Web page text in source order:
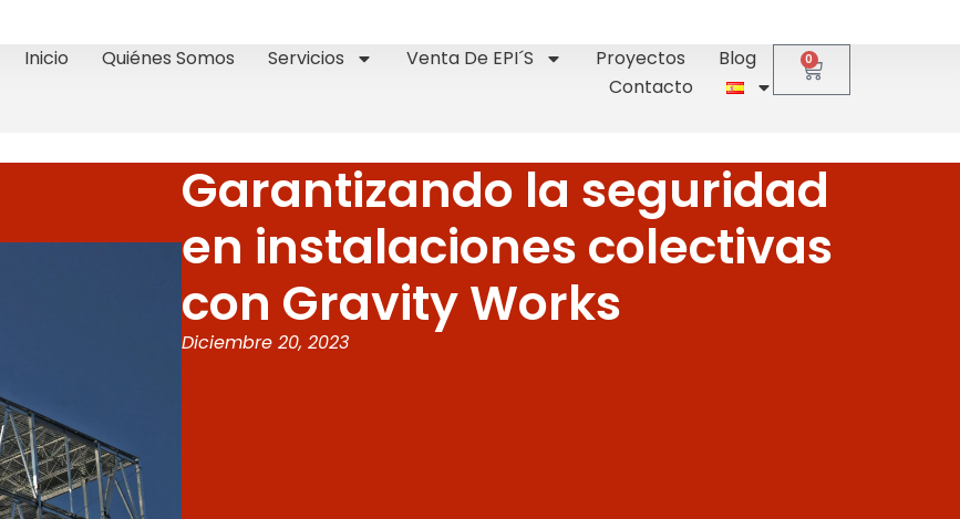
Inicio
Quiénes Somos Servicios Venta De EPI´s Proyectos
Blog
Contacto
0
Garantizando la seguridad
en instalaciones colectivas
con Gravity Works
Diciembre 20, 2023